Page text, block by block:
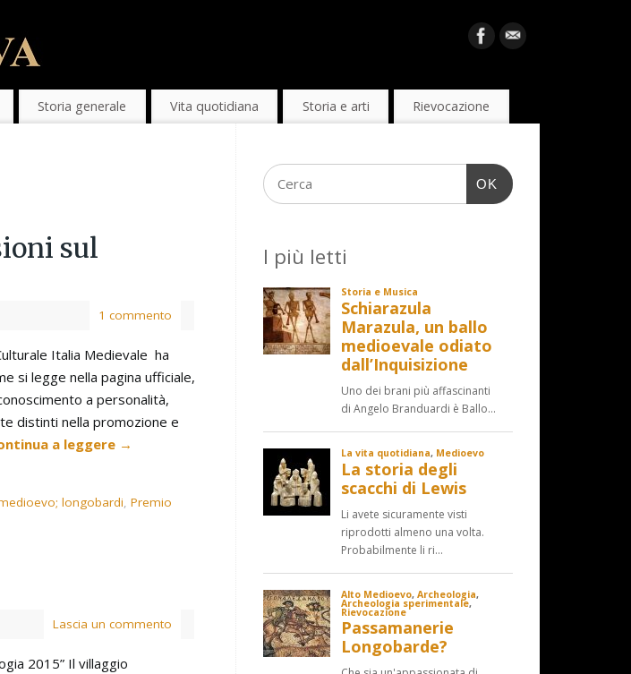
Storia generale Vita quotidiana Storia e arti Rievocazione
sul
1 commento
Italia Medievale ha
si legge nella pagina ufficiale,
a personalità,
distinti nella promozione e
a leggere →
longobardi, Premio
Lascia un commento
2015” Il villaggio
OK
I più letti